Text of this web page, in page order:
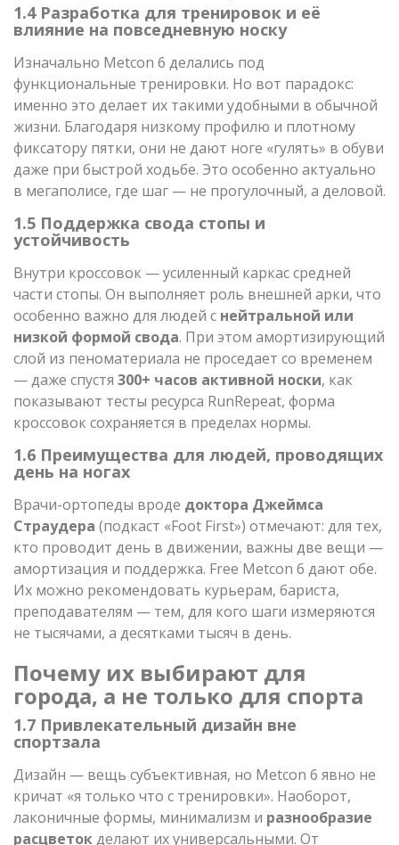
1.4 Разработка для тренировок и её
влияние на повседневную носку
Изначально Metcon 6 делались под
функциональные тренировки. Но вот парадокс:
именно это делает их такими удобными в обычной
жизни. Благодаря низкому профилю и плотному
фиксатору пятки, они не дают ноге «гулять» в обуви
даже при быстрой ходьбе. Это особенно актуально
в мегаполисе, где шаг — не прогулочный, а деловой.
1.5 Поддержка свода стопы и
устойчивость
Внутри кроссовок — усиленный каркас средней
части стопы. Он выполняет роль внешней арки, что
особенно важно для людей с нейтральной или
низкой формой свода. При этом амортизирующий
слой из пеноматериала не проседает со временем
— даже спустя 300+ часов активной носки, как
показывают тесты ресурса RunRepeat, форма
кроссовок сохраняется в пределах нормы.
1.6 Преимущества для людей, проводящих
день на ногах
Врачи-ортопеды вроде доктора Джеймса
Страудера (подкаст «Foot First») отмечают: для тех,
кто проводит день в движении, важны две вещи —
амортизация и поддержка. Free Metcon 6 дают обе.
Их можно рекомендовать курьерам, бариста,
преподавателям — тем, для кого шаги измеряются
не тысячами, а десятками тысяч в день.
Почему их выбирают для
города, а не только для спорта
1.7 Привлекательный дизайн вне
спортзала
Дизайн — вещь субъективная, но Metcon 6 явно не
кричат «я только что с тренировки». Наоборот,
лаконичные формы, минимализм и разнообразие
расцветокделают их универсальными. От